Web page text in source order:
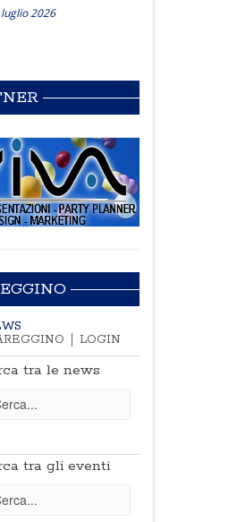
2026
LOGIN
tra le news
tra gli eventi